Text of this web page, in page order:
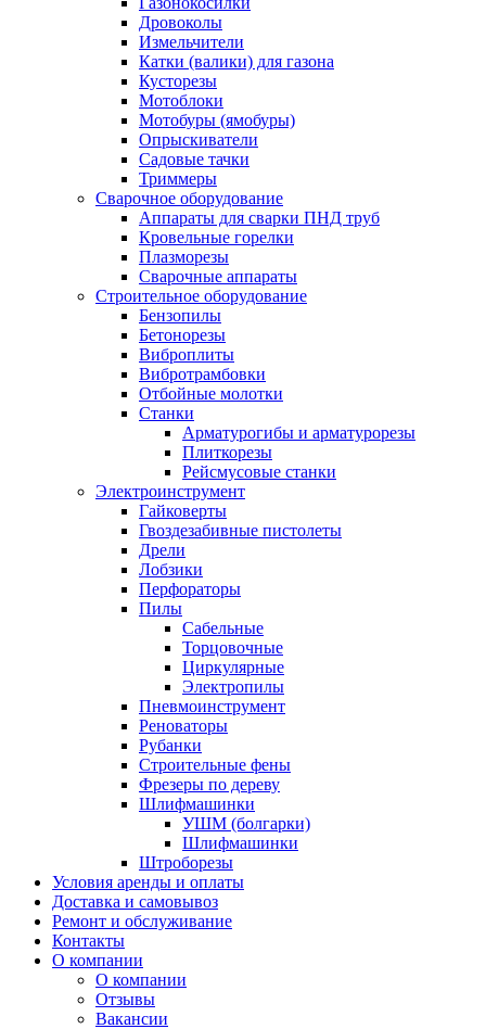
Дровоколы
Измельчители
Катки (валики) для газона
Кусторезы
Мотоблоки
Мотобуры (ямобуры)
Опрыскиватели
Садовые тачки
Триммеры
Сварочное оборудование
Аппараты для сварки ПНД труб
Кровельные горелки
Плазморезы
Сварочные аппараты
Строительное оборудование
Бензопилы
Бетонорезы
Виброплиты
Вибротрамбовки
Отбойные молотки
Станки
Арматурогибы и арматурорезы
Плиткорезы
Рейсмусовые станки
Электроинструмент
Гайковерты
Гвоздезабивные пистолеты
Дрели
Лобзики
Перфораторы
Пилы
Сабельные
Торцовочные
Циркулярные
Электропилы
Пневмоинструмент
Реноваторы
Рубанки
Строительные фены
Фрезеры по дереву
Шлифмашинки
УШМ (болгарки)
Шлифмашинки
Штроборезы
Условия аренды и оплаты
Доставка и самовывоз
Ремонт и обслуживание
Контакты
О компании
О компании
Отзывы
Вакансии